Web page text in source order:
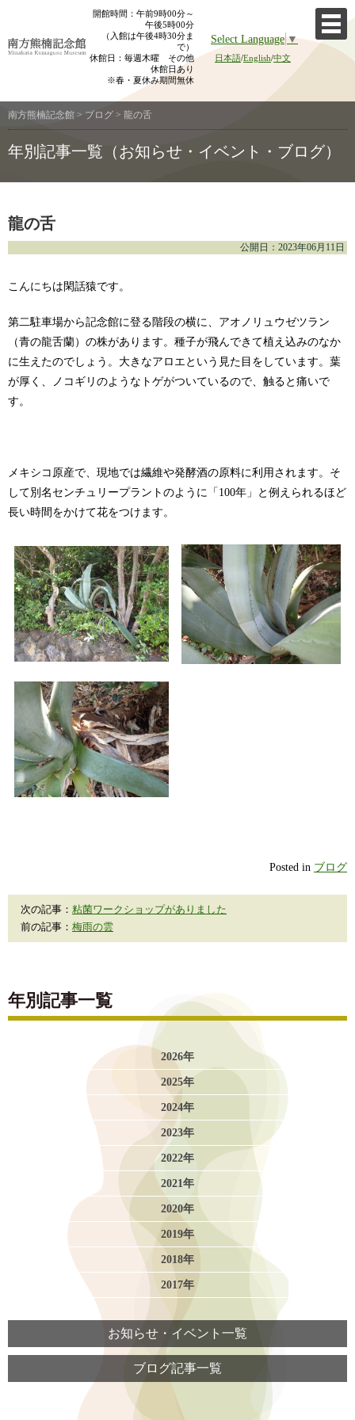
content
開館時間：午前9時00分～
午後5時00分
（入館は午後4時30分ま
で）
休館日：毎週木曜 その他
休館日あり
※春・夏休み期間無休
Select Language▼
日本語/English/中文
南方熊楠記念館 > ブログ > 龍の舌
年別記事一覧（お知らせ・イベント・ブログ）
龍の舌
公開日：2023年06月11日
こんにちは閑話猿です。
第二駐車場から記念館に登る階段の横に、アオノリュウゼツラン
（青の龍舌蘭）の株があります。種子が飛んできて植え込みのなか
に生えたのでしょう。大きなアロエという見た目をしています。葉
が厚く、ノコギリのようなトゲがついているので、触ると痛いで
す。
メキシコ原産で、現地では繊維や発酵酒の原料に利用されます。そ
して別名センチュリープラントのように「100年」と例えられるほど
長い時間をかけて花をつけます。
Posted in ブログ
次の記事： 粘菌ワークショップがありました
前の記事： 梅雨の雲
年別記事一覧
2026年
2025年
2024年
2023年
2022年
2021年
2020年
2019年
2018年
2017年
お知らせ・イベント一覧
ブログ記事一覧